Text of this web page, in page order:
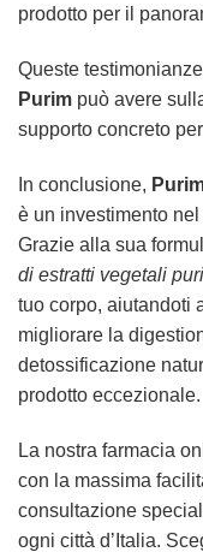
prodotto per il
Queste
Purim può avere
supporto concreto
In conclusione,
è un investimento
Grazie alla sua
di estratti vegetali
tuo corpo, aiutandoti
migliorare la
detossificazione
prodotto eccezionale.
La nostra farmacia
con la massima
consultazione
ogni città d’Italia.